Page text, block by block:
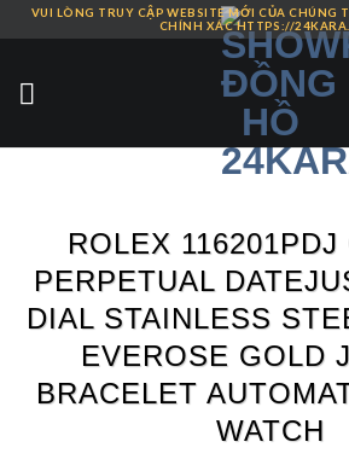
Skip
content
VUI LÒNG TRUY CẬP WEBSITE MỚI CỦA
CHÍNH XÁC HTTPS://
ROLEX 116201PDJ
PERPETUAL
DIAL STAINLESS
EVEROSE GOLD
BRACELET
WATCH